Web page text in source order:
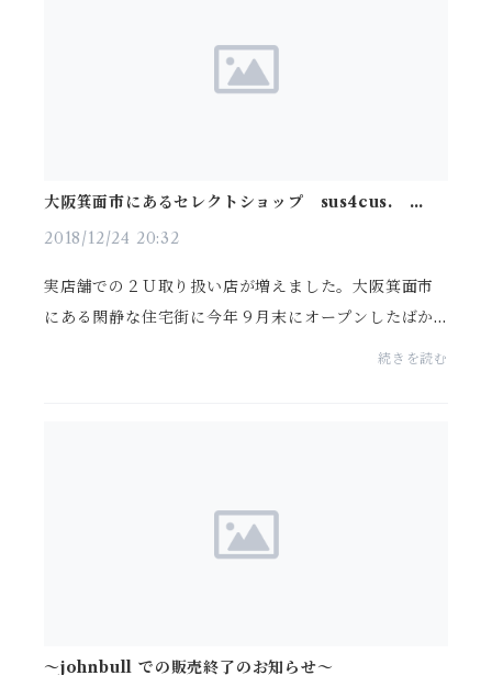
大阪箕面市にあるセレクトショップ sus4cus. にて
2018/12/24 20:32
実店舗での２Ｕ取り扱い店が増えました。大阪箕面市
にある閑静な住宅街に今年９月末にオープンしたばか
りのスタイリッシュでシックなお店です。レディース
続きを読む
～johnbull での販売終了のお知らせ～